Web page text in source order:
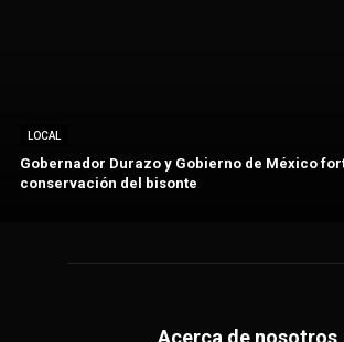
LOCAL
Gobernador Durazo y Gobierno de México
conservación del bisonte
Acerca de nosotros